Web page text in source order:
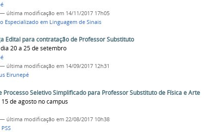
— última modificação em 14/11/2017 17h05
Especializado em Linguagem de Sinais
Edital para contratação de Professor Substituto
20 a 25 de setembro
— última modificação em 14/09/2017 12h31
Eirunepé
Seletivo Simplificado para Professor Substituto de Física e Arte
de agosto no campus
— última modificação em 22/08/2017 10h38
PSS